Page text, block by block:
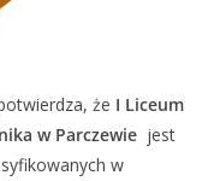
że I Liceum
w Parczewie jest
w